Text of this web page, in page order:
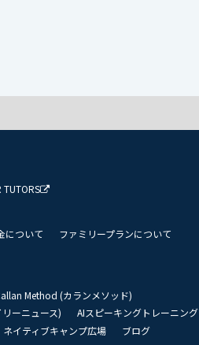
TUTORS
について
ファミリープランについて
Method (カランメソッド)
ーニュース)
AIスピーキングトレーニング
ネイティブキャンプ広場
ブログ